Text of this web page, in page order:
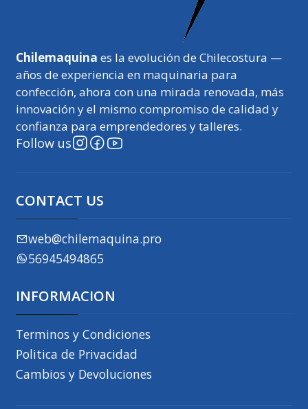
Chilemaquina es la evolución de Chilecostura —
años de experiencia en maquinaria para
confección, ahora con una mirada renovada, más
innovación y el mismo compromiso de calidad y
confianza para emprendedores y talleres.
Follow us
CONTACT US
web@chilemaquina.pro
56945494865
INFORMACION
Terminos y Condiciones
Politica de Privacidad
Cambios y Devoluciones